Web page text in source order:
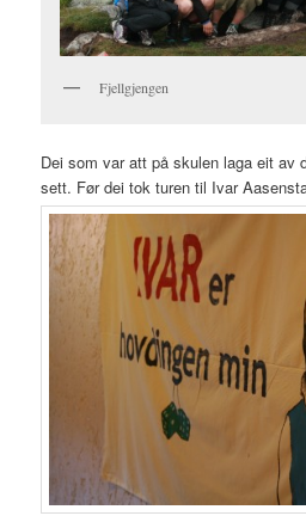
Fjellgjengen
Dei som var att på skulen laga eit av
sett. Før dei tok turen til Ivar